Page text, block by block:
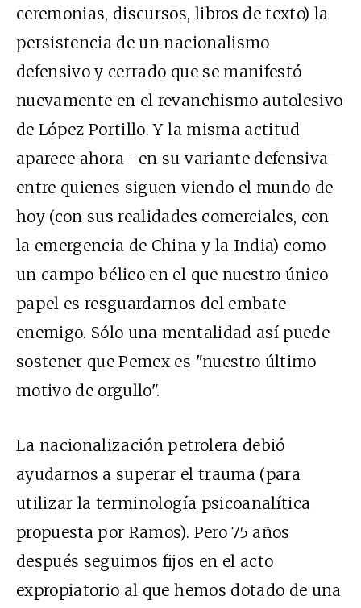
ceremonias, discursos, libros de texto) la
persistencia de un nacionalismo
defensivo y cerrado que se manifestó
nuevamente en el revanchismo autolesivo
de López Portillo. Y la misma actitud
aparece ahora -en su variante defensiva-
entre quienes siguen viendo el mundo de
hoy (con sus realidades comerciales, con
la emergencia de China y la India) como
un campo bélico en el que nuestro único
papel es resguardarnos del embate
enemigo. Sólo una mentalidad así puede
sostener que Pemex es "nuestro último
motivo de orgullo".
La nacionalización petrolera debió
ayudarnos a superar el trauma (para
utilizar la terminología psicoanalítica
propuesta por Ramos). Pero 75 años
después seguimos fijos en el acto
expropiatorio al que hemos dotado de una